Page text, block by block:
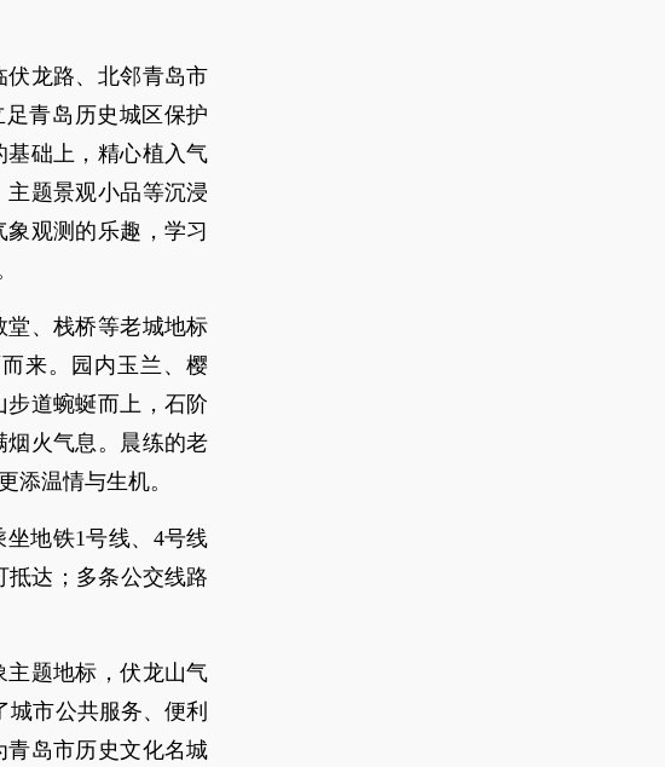
龙路、北邻青岛市
青岛历史城区保护
础上，精心植入气
题景观小品等沉浸
观测的乐趣，学习
、栈桥等老城地标
来。园内玉兰、樱
道蜿蜒而上，石阶
火气息。晨练的老
添温情与生机。
地铁1号线、4号线
抵达；多条公交线路
题地标，伏龙山气
市公共服务、便利
岛市历史文化名城